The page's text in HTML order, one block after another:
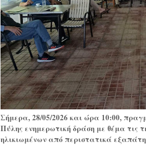
Σήμερα, 28/05/2026 και ώρα 10:00,
Πύλης ενημερωτική δράση με θέμα τις
ηλικιωμένων από περιστατικά